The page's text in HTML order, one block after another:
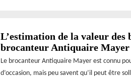
L’estimation de la valeur des
brocanteur Antiquaire Mayer
Le brocanteur Antiquaire Mayer est connu
d’occasion, mais peu savent qu’il peut être